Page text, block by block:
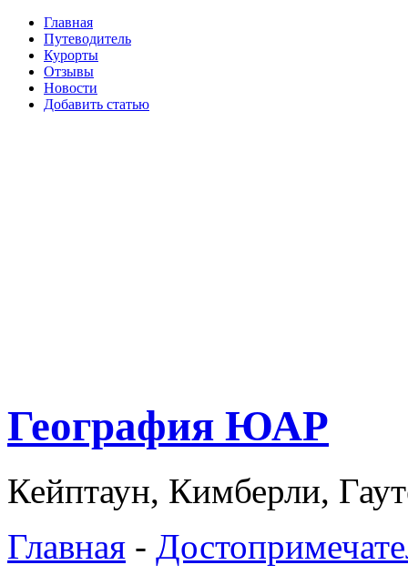
Главная
Путеводитель
Курорты
Отзывы
Новости
Добавить статью
География ЮАР
Кейптаун, Кимберли,
Главная -